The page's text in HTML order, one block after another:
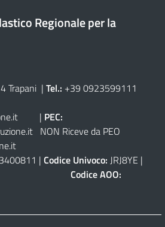
Regionale per la
Trapani | Tel.: +39 0923599111
| PEC:
NON Riceve da PEO
| Codice Univoco: JRJ8YE |
Codice AOO: